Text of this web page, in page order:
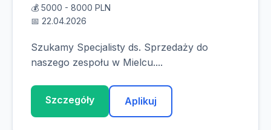
💰 5000 - 8000 PLN
📅 22.04.2026
Szukamy Specjalisty ds. Sprzedaży do
naszego zespołu w Mielcu....
Szczegóły Aplikuj